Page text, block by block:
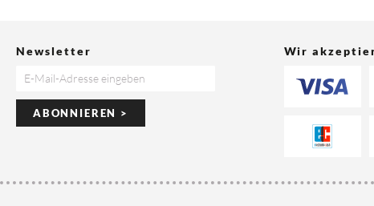
Newsletter
ABONNIEREN >
Wir